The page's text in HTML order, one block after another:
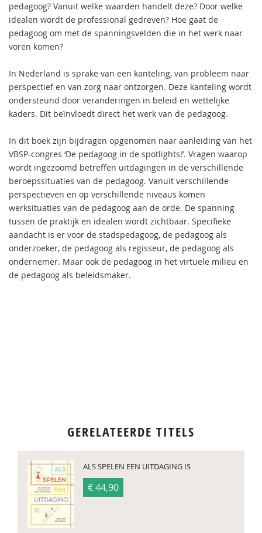
pedagoog? Vanuit welke waarden handelt deze? Door welke
idealen wordt de professional gedreven? Hoe gaat de
pedagoog om met de spanningsvelden die in het werk naar
voren komen?
In Nederland is sprake van een kanteling, van probleem naar
perspectief en van zorg naar ontzorgen. Deze kanteling wordt
ondersteund door veranderingen in beleid en wettelijke
kaders. Dit beïnvloedt direct het werk van de pedagoog.
In dit boek zijn bijdragen opgenomen naar aanleiding van het
VBSP-congres ‘De pedagoog in de spotlights!’. Vragen waarop
wordt ingezoomd betreffen uitdagingen in de verschillende
beroepssituaties van de pedagoog. Vanuit verschillende
perspectieven en op verschillende niveaus komen
werksituaties van de pedagoog aan de orde. De spanning
tussen de praktijk en idealen wordt zichtbaar. Specifieke
aandacht is er voor de stadspedagoog, de pedagoog als
onderzoeker, de pedagoog als regisseur, de pedagoog als
ondernemer. Maar ook de pedagoog in het virtuele milieu en
de pedagoog als beleidsmaker.
GERELATEERDE TITELS
ALS SPELEN EEN UITDAGING IS
€ 44,90